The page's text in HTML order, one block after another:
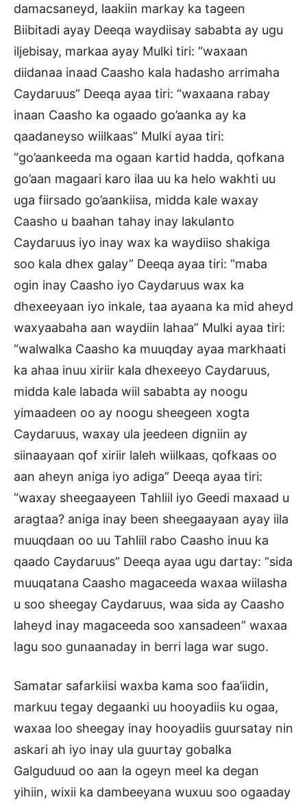
damacsaneyd, laakiin markay ka tageen
Biibitadi ayay Deeqa waydiisay sababta ay ugu
iljebisay, markaa ayay Mulki tiri: “waxaan
diidanaa inaad Caasho kala hadasho arrimaha
Caydaruus” Deeqa ayaa tiri: “waxaana rabay
inaan Caasho ka ogaado go’aanka ay ka
qaadaneyso wiilkaas” Mulki ayaa tiri:
“go’aankeeda ma ogaan kartid hadda, qofkana
go’aan magaari karo ilaa uu ka helo wakhti uu
uga fiirsado go’aankiisa, midda kale waxay
Caasho u baahan tahay inay lakulanto
Caydaruus iyo inay wax ka waydiiso shakiga
soo kala dhex galay” Deeqa ayaa tiri: “maba
ogin inay Caasho iyo Caydaruus wax ka
dhexeeyaan iyo inkale, taa ayaana ka mid aheyd
waxyaabaha aan waydiin lahaa” Mulki ayaa tiri:
“walwalka Caasho ka muuqday ayaa markhaati
ka ahaa inuu xiriir kala dhexeeyo Caydaruus,
midda kale labada wiil sababta ay noogu
yimaadeen oo ay noogu sheegeen xogta
Caydaruus, waxay ula jeedeen digniin ay
siinaayaan qof xiriir laleh wiilkaas, qofkaas oo
aan aheyn aniga iyo adiga” Deeqa ayaa tiri:
“waxay sheegaayeen Tahliil iyo Geedi maxaad u
aragtaa? aniga inay been sheegaayaan ayay iila
muuqdaan oo uu Tahliil rabo Caasho inuu ka
qaado Caydaruus” Deeqa ayaa ugu dartay: “sida
muuqatana Caasho magaceeda waxaa wiilasha
u soo sheegay Caydaruus, waa sida ay Caasho
laheyd inay magaceeda soo xansadeen” waxaa
lagu soo gunaanaday in berri laga war sugo.
Samatar safarkiisi waxba kama soo faa’iidin,
markuu tegay degaanki uu hooyadiis ku ogaa,
waxaa loo sheegay inay hooyadiis guursatay nin
askari ah iyo inay ula guurtay gobalka
Galguduud oo aan la ogeyn meel ka degan
yihiin, wixii ka dambeeyana wuxuu soo ogaaday